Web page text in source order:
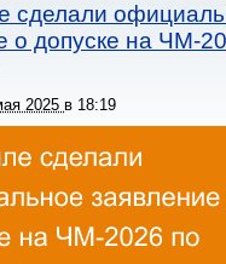
сделали
о допуске на ЧМ-
2025 в 18:19